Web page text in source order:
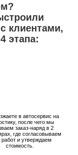
клиентами,
этапа:
в автосервис на
после чего мы
заказ-наряд в 2
где согласовываем
работ и утверждаем
стоимость.